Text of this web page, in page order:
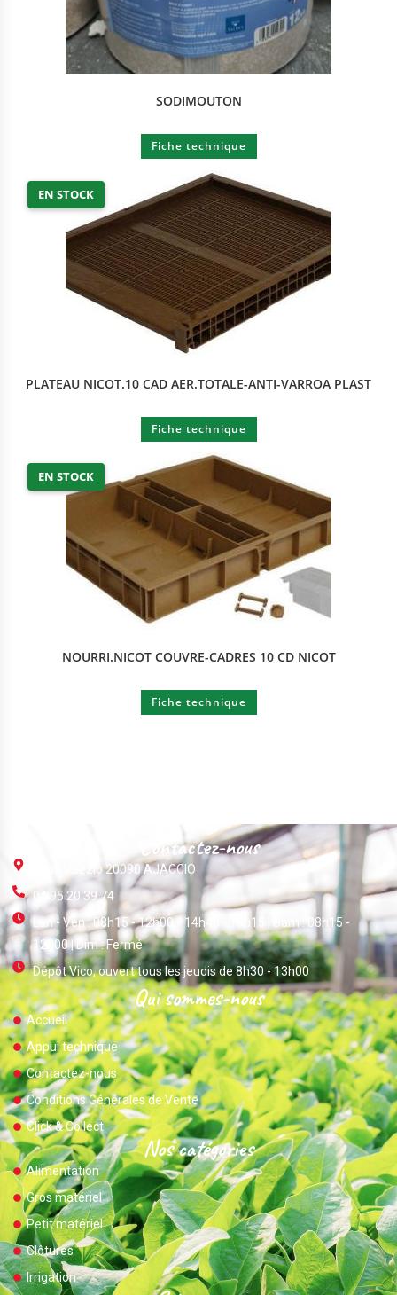
SODIMOUTON
Fiche technique
EN STOCK
PLATEAU NICOT.10 CAD AER.TOTALE-ANTI-VARROA PLAST
Fiche technique
EN STOCK
NOURRI.NICOT COUVRE-CADRES 10 CD NICOT
Fiche technique
Contactez-nous
ZI Du Vazzio 20090 AJACCIO
04 95 20 39 74
Lun - Ven : 08h15 - 12h00 / 14h45 - 18h15 | Sam : 08h15 -
12h00 | Dim : Fermé
Dépôt Vico, ouvert tous les jeudis de 8h30 - 13h00
Qui sommes-nous
Accueil
Appui technique
Contactez-nous
Conditions Générales de Vente
Click & Collect
Nos catégories
Alimentation
Gros matériel
Petit matériel
Clôtures
Irrigation